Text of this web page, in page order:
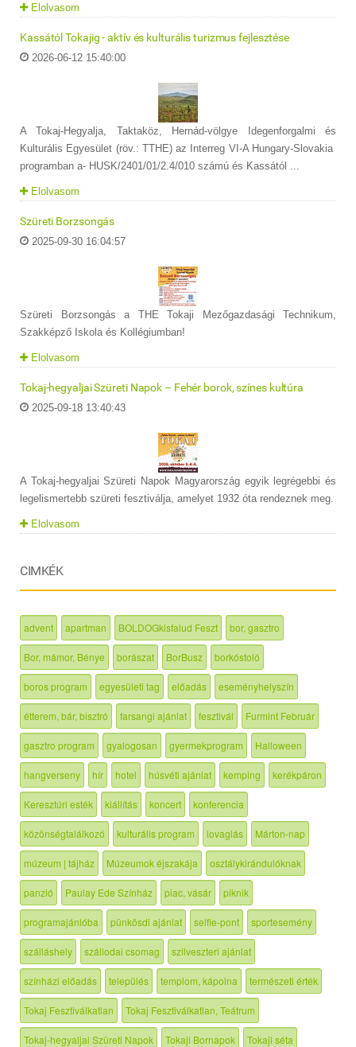
Elolvasom
Kassától Tokajig - aktív és kulturális turizmus fejlesztése
2026-06-12 15:40:00
A Tokaj-Hegyalja, Taktaköz, Hernád-völgye Idegenforgalmi és
Kulturális Egyesület (röv.: TTHE) az Interreg VI-A Hungary-Slovakia
programban a- HUSK/2401/01/2.4/010 számú és Kassától ...
Elolvasom
Szüreti Borzsongás
2025-09-30 16:04:57
Szüreti Borzsongás a THE Tokaji Mezőgazdasági Technikum,
Szakképző Iskola és Kollégiumban!
Elolvasom
Tokaj-hegyaljai Szüreti Napok – Fehér borok, színes kultúra
2025-09-18 13:40:43
A Tokaj-hegyaljai Szüreti Napok Magyarország egyik legrégebbi és
legelismertebb szüreti fesztiválja, amelyet 1932 óta rendeznek meg.
Elolvasom
CIMKÉK
advent apartman BOLDOGkisfalud Feszt bor, gasztro
Bor, mámor, Bénye borászat BorBusz borkóstoló
boros program egyesületi tag előadás eseményhelyszín
étterem, bár, bisztró farsangi ajánlat fesztivál Furmint Február
gasztro program gyalogosan gyermekprogram Halloween
hangverseny hír hotel húsvéti ajánlat kemping kerékpáron
Keresztúri esték kiállítás koncert konferencia
közönségtalálkozó kulturális program lovaglás Márton-nap
múzeum | tájház Múzeumok éjszakája osztálykirándulóknak
panzió Paulay Ede Színház piac, vásár piknik
programajánlóba pünkösdi ajánlat selfie-pont sportesemény
szálláshely szállodai csomag szilveszteri ajánlat
színházi előadás település templom, kápolna természeti érték
Tokaj Fesztiválkatlan Tokaj Fesztiválkatlan, Teátrum
Tokaj-hegyaljai Szüreti Napok Tokaji Bornapok Tokaji séta